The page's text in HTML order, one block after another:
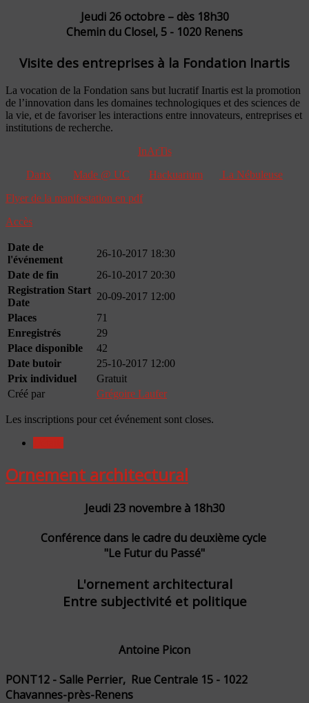
Jeudi 26 octobre – dès 18h30
Chemin du Closel, 5 - 1020 Renens
Visite des entreprises à la Fondation Inartis
La vocation de la Fondation sans but lucratif Inartis est la promotion
de l’innovation dans les domaines technologiques et des sciences de
la vie, et de favoriser les interactions entre innovateurs, entreprises et
institutions de recherche.
InArTis
Darix
Made @ UC Hackuarium
La Nébuleuse
Flyer de la manifestation en pdf
Accès
Date de
l'événement
26-10-2017 18:30
Date de fin
26-10-2017 20:30
Registration Start
Date
20-09-2017 12:00
Places
71
Enregistrés
29
Place disponible
42
Date butoir
25-10-2017 12:00
Prix individuel
Gratuit
Créé par
Grégoire Laufer
Les inscriptions pour cet événement sont closes.
Ornement architectural
Jeudi 23 novembre à 18h30
Conférence dans le cadre du deuxième cycle
"Le Futur du Passé"
L'ornement architectural
Entre subjectivité et politique
Antoine Picon
PONT12 - Salle Perrier, Rue Centrale 15 - 1022
Chavannes-près-Renens